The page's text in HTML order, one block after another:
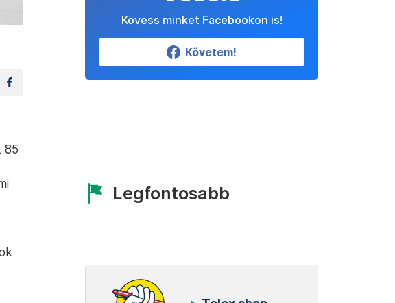
85
Kövess minket Facebookon is!
Követem!
Legfontosabb